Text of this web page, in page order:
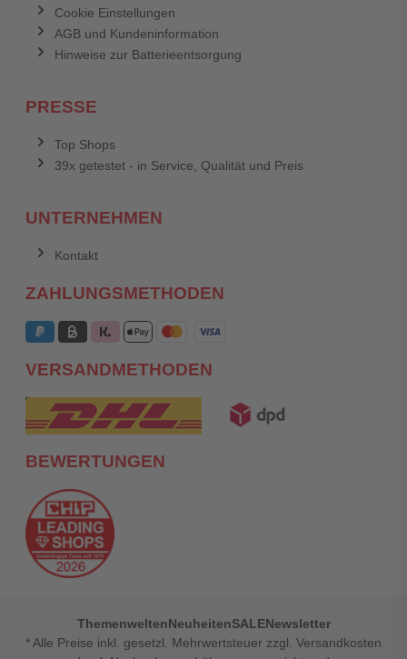
Cookie Einstellungen
AGB und Kundeninformation
Hinweise zur Batterieentsorgung
PRESSE
Top Shops
39x getestet - in Service, Qualität und Preis
UNTERNEHMEN
Kontakt
ZAHLUNGSMETHODEN
VERSANDMETHODEN
BEWERTUNGEN
ThemenweltenNeuheitenSALENewsletter
* Alle Preise inkl. gesetzl. Mehrwertsteuer zzgl. Versandkosten